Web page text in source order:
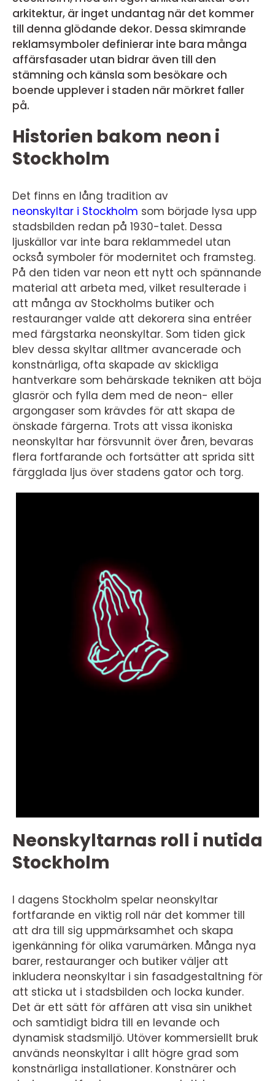
arkitektur, är inget undantag när det kommer
till denna glödande dekor. Dessa skimrande
reklamsymboler definierar inte bara många
affärsfasader utan bidrar även till den
stämning och känsla som besökare och
boende upplever i staden när mörkret faller
på.
Historien bakom neon i
Stockholm
Det finns en lång tradition av
neonskyltar i Stockholm som började lysa upp
stadsbilden redan på 1930-talet. Dessa
ljuskällor var inte bara reklammedel utan
också symboler för modernitet och framsteg.
På den tiden var neon ett nytt och spännande
material att arbeta med, vilket resulterade i
att många av Stockholms butiker och
restauranger valde att dekorera sina entréer
med färgstarka neonskyltar. Som tiden gick
blev dessa skyltar alltmer avancerade och
konstnärliga, ofta skapade av skickliga
hantverkare som behärskade tekniken att böja
glasrör och fylla dem med de neon- eller
argongaser som krävdes för att skapa de
önskade färgerna. Trots att vissa ikoniska
neonskyltar har försvunnit över åren, bevaras
flera fortfarande och fortsätter att sprida sitt
färgglada ljus över stadens gator och torg.
Neonskyltarnas roll i nutida
Stockholm
I dagens Stockholm spelar neonskyltar
fortfarande en viktig roll när det kommer till
att dra till sig uppmärksamhet och skapa
igenkänning för olika varumärken. Många nya
barer, restauranger och butiker väljer att
inkludera neonskyltar i sin fasadgestaltning för
att sticka ut i stadsbilden och locka kunder.
Det är ett sätt för affären att visa sin unikhet
och samtidigt bidra till en levande och
dynamisk stadsmiljö. Utöver kommersiellt bruk
används neonskyltar i allt högre grad som
konstnärliga installationer. Konstnärer och